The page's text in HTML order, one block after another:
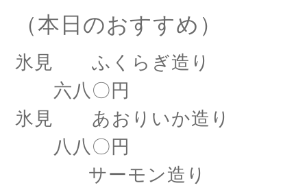
（本日のおすすめ）
氷見 ふくらぎ造り
六八〇円
氷見 あおりいか造り
八八〇円
サーモン造り